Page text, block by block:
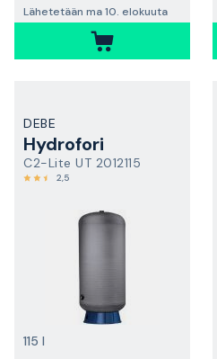
Lähetetään ma 10. elokuuta
DEBE
Hydrofori
C2-Lite UT 2012115
2,5
115 l